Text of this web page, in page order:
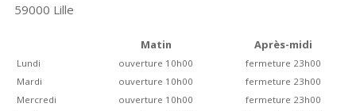
59000 Lille
Matin Après-midi
Lundi ouverture 10h00
fermeture 23h00
Mardi
ouverture 10h00
fermeture 23h00
Mercredi
ouverture 10h00
fermeture 23h00